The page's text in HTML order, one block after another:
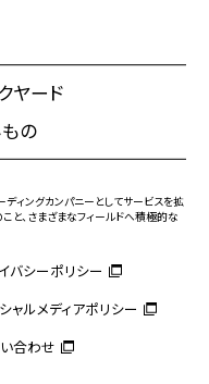
ヤード
の
ィングカンパニーとしてサービスを拡
と、さまざまなフィールドへ積極的な
バシーポリシー
ャルメディアポリシー
合わせ